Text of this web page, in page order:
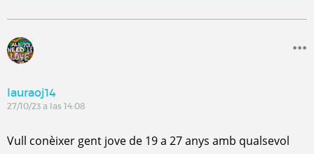
lauraoj14
27/10/23 a las 14:08
Vull conèixer gent jove de 19 a 27 anys amb qualsevol